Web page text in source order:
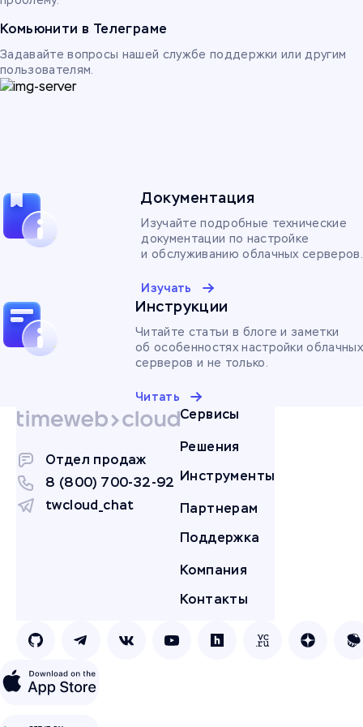
Комьюнити в Телеграме
Задавайте вопросы нашей службе поддержки или другим
пользователям.
Документация
Изучайте подробные технические
документации по настройке
и обслуживанию облачных серверов.
Изучать
Инструкции
Читайте статьи в блоге и заметки
об особенностях настройки облачных
серверов и не только.
Читать
Отдел продаж
8 (800) 700-32-92
twcloud_chat
Сервисы
Решения
Инструменты
Партнерам
Поддержка
Компания
Контакты